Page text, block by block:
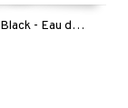
Luna Rossa Black - Eau de parfum